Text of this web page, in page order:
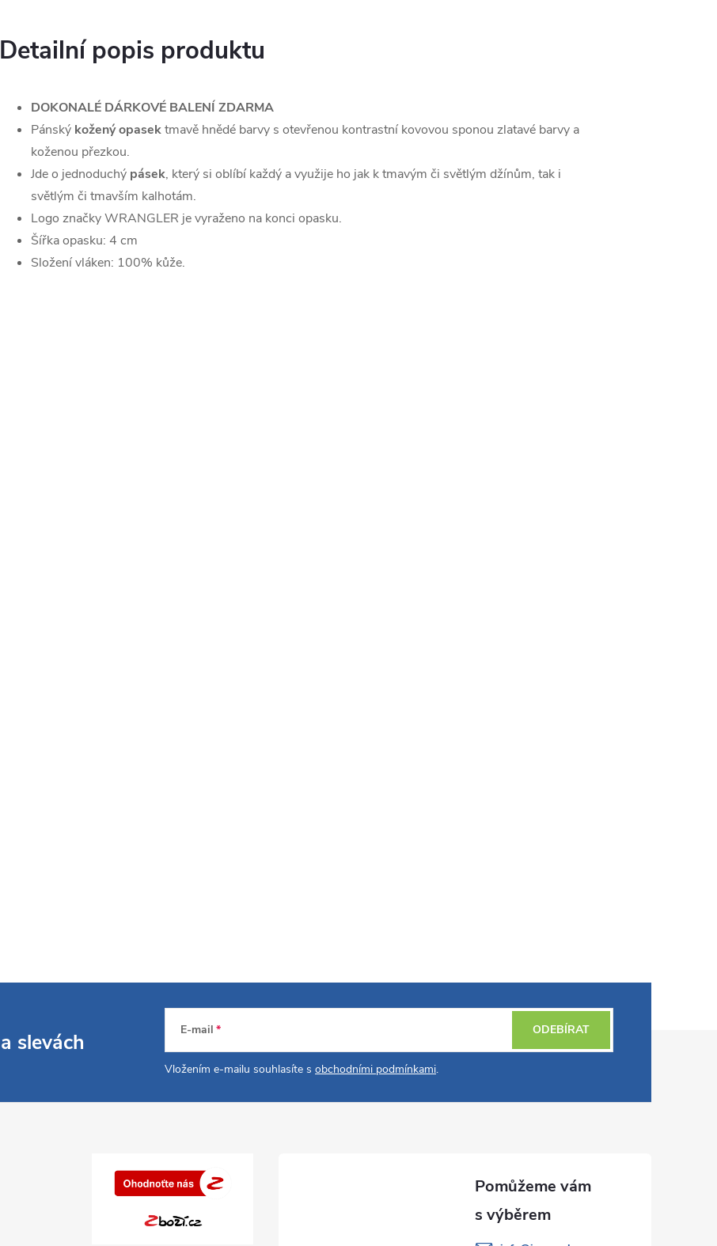
Detailní popis produktu
DOKONALÉ DÁRKOVÉ BALENÍ ZDARMA
Pánský kožený opasektmavě hnědé barvy s otevřenou kontrastní kovovou sponou zlatavé barvy a
koženou přezkou.
Jde o jednoduchý pásek, který si oblíbí každý a využije ho jak k tmavým či světlým džínům, tak i
světlým či tmavším kalhotám.
Logo značky WRANGLER je vyraženo na konci opasku.
Šířka opasku: 4 cm
Složení vláken: 100% kůže.
a slevách E-mail
Vložením e-mailu souhlasíte s obchodními podmínkami.
ODEBÍRAT